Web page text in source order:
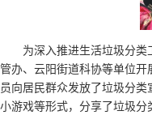
为深入推进生活垃圾分
管办、云阳街道科协等单位开
员向居民群众发放了垃圾分
小游戏等形式，分享了垃圾分